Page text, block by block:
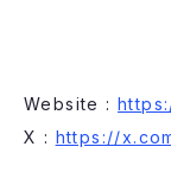
​Website :
X : https://